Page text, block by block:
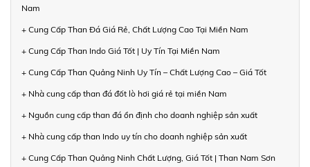
Nam
+ Cung Cấp Than Đá Giá Rẻ, Chất Lượng Cao Tại Miền Nam
+ Cung Cấp Than Indo Giá Tốt | Uy Tín Tại Miền Nam
+ Cung Cấp Than Quảng Ninh Uy Tín – Chất Lượng Cao – Giá Tốt
+ Nhà cung cấp than đá đốt lò hơi giá rẻ tại miền Nam
+ Nguồn cung cấp than đá ổn định cho doanh nghiệp sản xuất
+ Nhà cung cấp than Indo uy tín cho doanh nghiệp sản xuất
+ Cung Cấp Than Quảng Ninh Chất Lượng, Giá Tốt | Than Nam Sơn